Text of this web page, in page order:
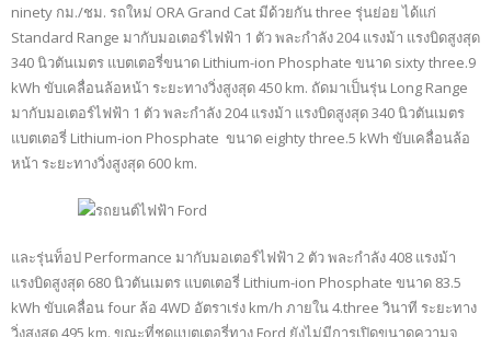
ninety กม./ชม. รถใหม่ ORA Grand Cat มีด้วยกัน three รุ่นย่อย ได้แก่
Standard Range มากับมอเตอร์ไฟฟ้า 1 ตัว พละกำลัง 204 แรงม้า แรงบิดสูงสุด
340 นิวตันเมตร แบตเตอรี่ขนาด Lithium-ion Phosphate ขนาด sixty three.9
kWh ขับเคลื่อนล้อหน้า ระยะทางวิ่งสูงสุด 450 km. ถัดมาเป็นรุ่น Long Range
มากับมอเตอร์ไฟฟ้า 1 ตัว พละกำลัง 204 แรงม้า แรงบิดสูงสุด 340 นิวตันเมตร
แบตเตอรี่ Lithium-ion Phosphate ขนาด eighty three.5 kWh ขับเคลื่อนล้อ
หน้า ระยะทางวิ่งสูงสุด 600 km.
และรุ่นท็อป Performance มากับมอเตอร์ไฟฟ้า 2 ตัว พละกำลัง 408 แรงม้า
แรงบิดสูงสุด 680 นิวตันเมตร แบตเตอรี่ Lithium-ion Phosphate ขนาด 83.5
kWh ขับเคลื่อน four ล้อ 4WD อัตราเร่ง km/h ภายใน 4.three วินาที ระยะทาง
วิ่งสูงสุด 495 km. ขณะที่ชุดแบตเตอรี่ทาง Ford ยังไม่มีการเปิดขนาดความจุ